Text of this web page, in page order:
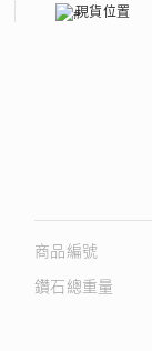
現貨位置
商品編號
鑽石總重量